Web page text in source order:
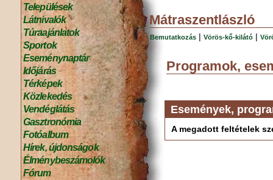
Települések
Látnivalók
Túraajánlatok
Sportok
Eseménynaptár
Időjárás
Térképek
Közlekedés
Vendéglátás
Gasztronómia
Fotóalbum
Hírek, újdonságok
Élménybeszámolók
Fórum
Mátraszentlászló
Bemutatkozás | Vörös-kő-kilátó |
Programok,
Események,
A megadott feltételek